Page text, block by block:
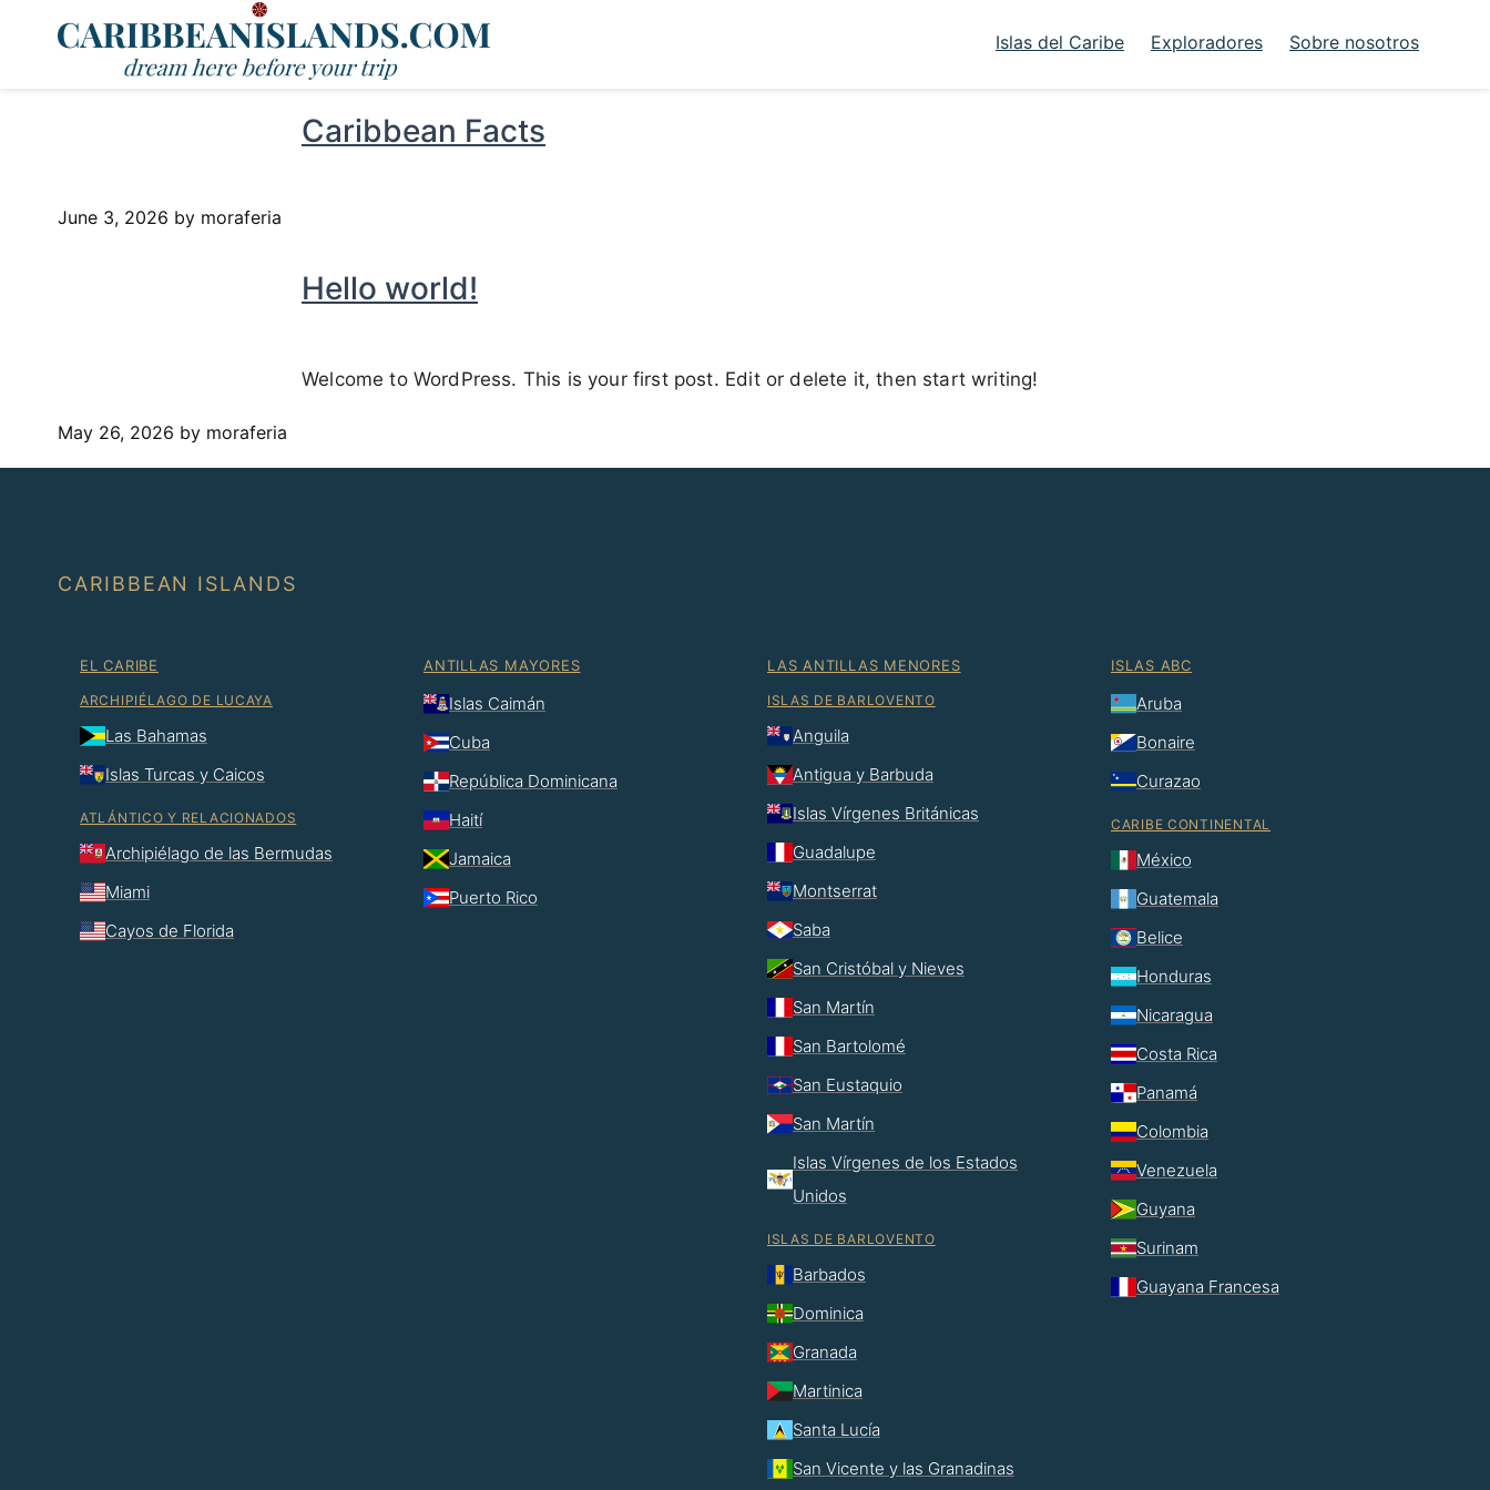
Islas del Caribe Exploradores Sobre nosotros
Caribbean Facts
June 3, 2026 by moraferia
Hello world!
Welcome to WordPress. This is your first post. Edit or delete it, then start writing!
May 26, 2026 by moraferia
CARIBBEAN ISLANDS
EL CARIBE
ARCHIPIÉLAGO DE LUCAYA
Las Bahamas
Islas Turcas y Caicos
ATLÁNTICO Y RELACIONADOS
Archipiélago de las Bermudas
Miami
Cayos de Florida
ANTILLAS MAYORES
Islas Caimán
Cuba
República Dominicana
Haití
Jamaica
Puerto Rico
LAS ANTILLAS MENORES
ISLAS DE BARLOVENTO
Anguila
Antigua y Barbuda
Islas Vírgenes Británicas
Guadalupe
Montserrat
Saba
San Cristóbal y Nieves
San Martín
San Bartolomé
San Eustaquio
San Martín
Islas Vírgenes de los Estados
Unidos
ISLAS DE BARLOVENTO
Barbados
Dominica
Granada
Martinica
Santa Lucía
San Vicente y las Granadinas
ISLAS ABC
Aruba
Bonaire
Curazao
CARIBE CONTINENTAL
México
Guatemala
Belice
Honduras
Nicaragua
Costa Rica
Panamá
Colombia
Venezuela
Guyana
Surinam
Guayana Francesa